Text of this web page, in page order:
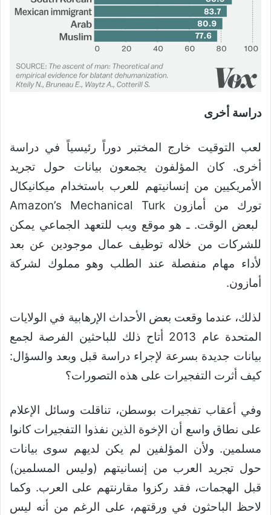
دراسة أخرى
لعب التوقيت خارج المختبر دوراً رئيسياً في دراسة
أخرى. كان المؤلفون يجمعون بيانات حول تجريد
الأمريكيين من إنسانيتهم ​​للعرب باستخدام ميكانيكال
تورك من أمازون Amazon’s Mechanical Turk
لبعض الوقت. ـ هو موقع ويب للتعهد الجماعي يمكن
للشركات من خلاله توظيف عمال موجودين عن بعد
لأداء مهام منفصلة عند الطلب وهو مملوك لشركة
أمازون.
لذلك، عندما وقعت بعض الأحداث الإرهابية في الولايات
المتحدة عام 2013 أتاح ذلك للباحثين الفرصة لجمع
بيانات جديدة بسرعة لإجراء دراسة قبل وبعد والسؤال:
كيف أثرت التفجيرات على هذه التصورات؟
وفي أعقاب تفجيرات بوسطن، تناقلت وسائل الإعلام
على نطاق واسع أن الإخوة الذين نفذوا التفجيرات كانوا
مسلمين. ولأن المؤلفين لم يكن لديهم سوى بيانات
حول تجريد العرب من إنسانيتهم (وليس المسلمين)
قبل الهجمات، فقد ركزوا مقارنتهم على العرب. وكما
لاحظ الباحثون في ورقتهم، على الرغم من أنه ليس